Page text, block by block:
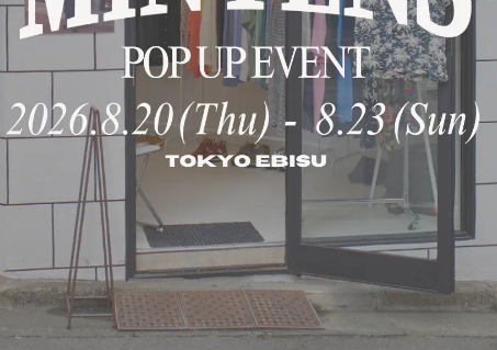
【未使用】FIORUCCI フォルッ
チ シルク ストール イタリア製
28cm×140cm
¥5,500
【逸品】The Beatles A portrait
of John Lennon drawn in 1965
100% authentic perfect
condition / 60年代 ビートルズ
ジョン・レノン 本人サイン入り
ポートレート作品 アート 額縁
入り 本物補償 ギャランティー
¥880,000